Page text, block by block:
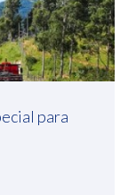
para